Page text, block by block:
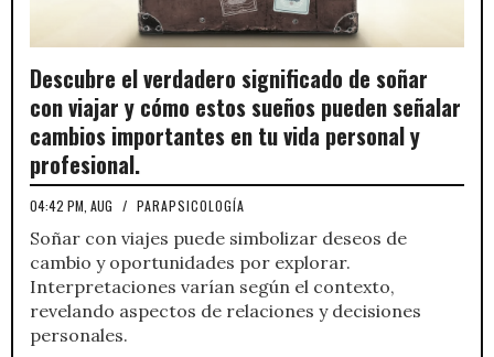
Descubre el verdadero significado de soñar
con viajar y cómo estos sueños pueden señalar
cambios importantes en tu vida personal y
profesional.
04:42 PM, AUG / PARAPSICOLOGÍA
Soñar con viajes puede simbolizar deseos de
cambio y oportunidades por explorar.
Interpretaciones varían según el contexto,
revelando aspectos de relaciones y decisiones
personales.